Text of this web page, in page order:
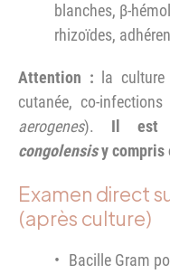
blanches, β-
rhizoïdes,
Attention :
la
cutanée, co-infections
aerogenes). Il est
congolensisy compris
Examen direct
(après culture)
Bacille Gram